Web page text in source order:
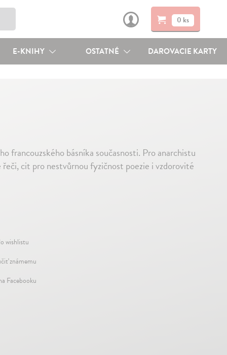
0 ks
E-KNIHY OSTATNÉ DAROVACIE KARTY
francouzského básníka současnosti. Pro anarchistu
cit pro nestvůrnou fyzičnost poezie i vzdorovité
wishlistu
známemu
Facebooku